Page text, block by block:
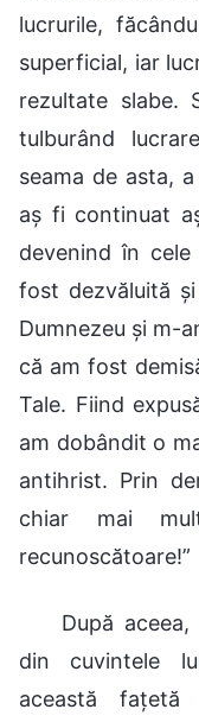
lucrurile,
superficial, iar
rezultate slabe.
tulburând
seama de asta,
aș fi continuat
devenind în
fost dezvăluită
Dumnezeu și m-
că am fost
Tale. Fiind
am dobândit o
antihrist. Prin
chiar mai
recunoscătoare!”
După
din cuvintele
această